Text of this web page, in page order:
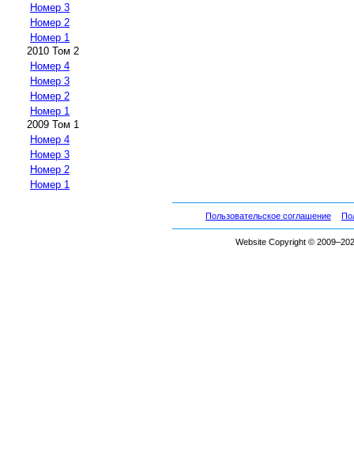
Номер 3
Номер 2
Номер 1
2010 Том 2
Номер 4
Номер 3
Номер 2
Номер 1
2009 Том 1
Номер 4
Номер 3
Номер 2
Номер 1
Пользовательское соглашение
Website Copyright ©